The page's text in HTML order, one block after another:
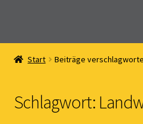
Home
Kernöl Pepi
Start Beiträge
Schlagwort: